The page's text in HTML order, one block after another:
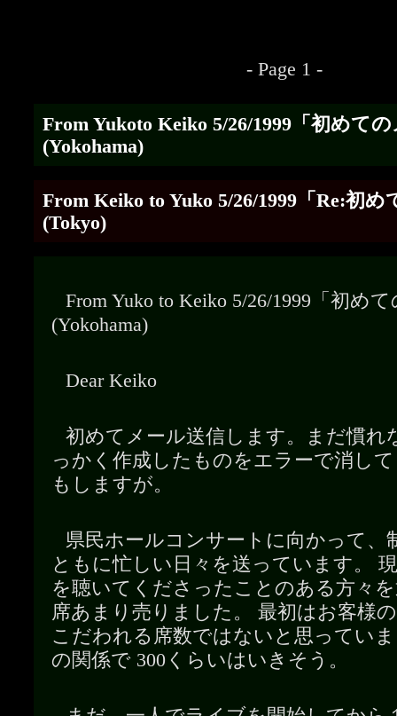
- Page 1 -
From Yukoto Keiko 5/26/1999「初めて
(Yokohama)
From Keiko to Yuko 5/26/1999「Re:初め
(Tokyo)
From Yuko to Keiko 5/26/1999「初め
(Yokohama)
Dear Keiko
初めてメール送信します。まだ慣れ
っかく作成したものをエラーで消し
もしますが。
県民ホールコンサートに向かって、
ともに忙しい日々を送っています。
を聴いてくださったことのある方々
席あまり売りました。 最初はお客様
こだわれる席数ではないと思ってい
の関係で 300くらいはいきそう。